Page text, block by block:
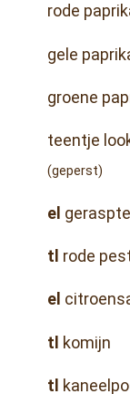
rode
gele
groene
teentje
(geperst)
el
tl rode
el
tl komijn
tl